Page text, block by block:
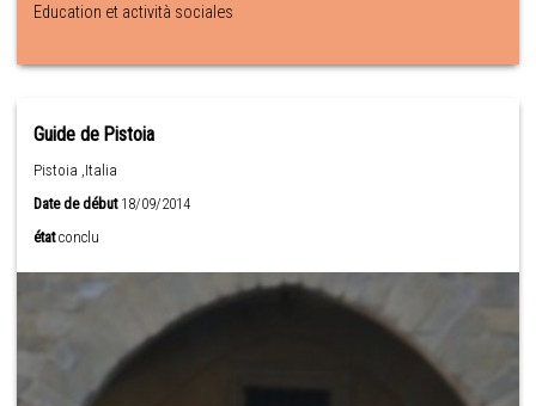
Education et actività sociales
Guide de Pistoia
Pistoia ,Italia
Date de début18/09/2014
état conclu